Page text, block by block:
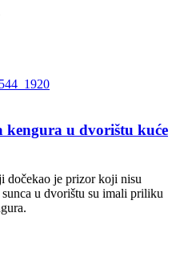
kengura u dvorištu kuće
dočekao je prizor koji nisu
u dvorištu su imali priliku